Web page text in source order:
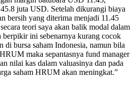
juta USD. Setelah dikurangi biaya
bersih yang diterima menjadi 11.45
teori saya akan balik modal dalam
ini sebenarnya kurang cocok
di bursa saham Indonesia, namun bila
maka sepantasnya fund manager
nilai kas dalam valuasinya dan pada
saham HRUM akan meningkat.”